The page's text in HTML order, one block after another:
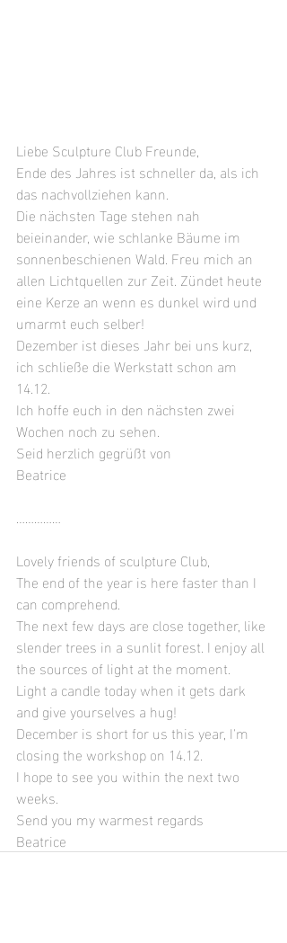
Liebe Sculpture Club Freunde,
Ende des Jahres ist schneller da, als ich
das nachvollziehen kann.
Die nächsten Tage stehen nah
beieinander, wie schlanke Bäume im
sonnenbeschienen Wald. Freu mich an
allen Lichtquellen zur Zeit. Zündet heute
eine Kerze an wenn es dunkel wird und
umarmt euch selber!
Dezember ist dieses Jahr bei uns kurz,
ich schließe die Werkstatt schon am
14.12.
Ich hoffe euch in den nächsten zwei
Wochen noch zu sehen.
Seid herzlich gegrüßt von
Beatrice
……………
Lovely friends of sculpture Club,
The end of the year is here faster than I
can comprehend.
The next few days are close together, like
slender trees in a sunlit forest. I enjoy all
the sources of light at the moment.
Light a candle today when it gets dark
and give yourselves a hug!
December is short for us this year, I'm
closing the workshop on 14.12.
I hope to see you within the next two
weeks.
Send you my warmest regards
Beatrice